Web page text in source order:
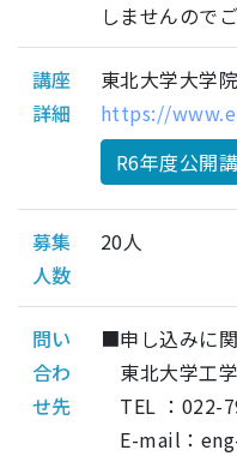
しませんので
講座
詳細
東北大学大学
https://
R6年度公開
募集
人数
20人
問い
合わ
せ先
■申し込みに
東北大学工
TEL ：022-
E-mail：